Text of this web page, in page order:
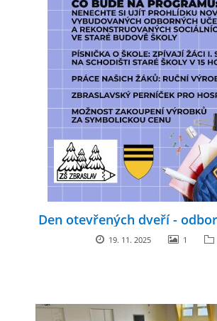
Den otevřených dveří -
19. 11. 2025 1